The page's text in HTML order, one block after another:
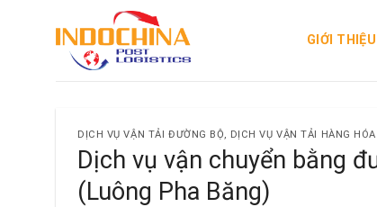
GIỚI THIỆU
DỊCH VỤ VẬN TẢI ĐƯỜNG BỘ, DỊCH VỤ VẬN TẢI HÀNG
Dịch vụ vận chuyển bằng
(Luông Pha Băng)